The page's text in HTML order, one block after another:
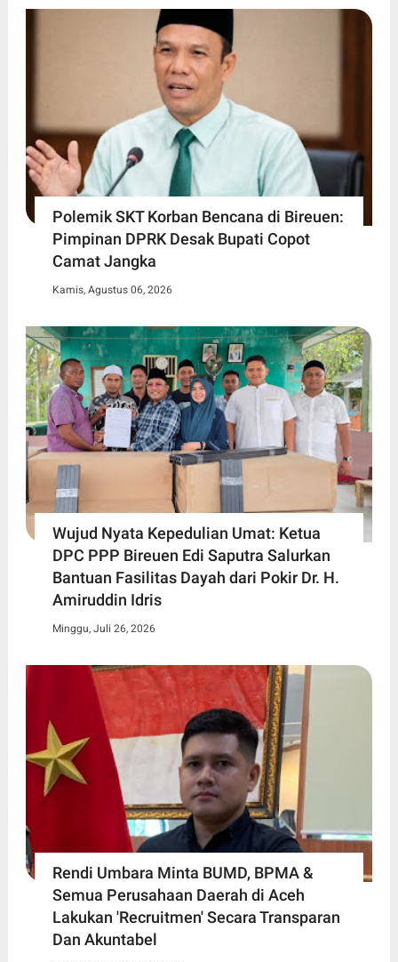
Polemik SKT Korban Bencana di Bireuen:
Pimpinan DPRK Desak Bupati Copot
Camat Jangka
Kamis, Agustus 06, 2026
Wujud Nyata Kepedulian Umat: Ketua
DPC PPP Bireuen Edi Saputra Salurkan
Bantuan Fasilitas Dayah dari Pokir Dr. H.
Amiruddin Idris
Minggu, Juli 26, 2026
Rendi Umbara Minta BUMD, BPMA &
Semua Perusahaan Daerah di Aceh
Lakukan 'Recruitmen' Secara Transparan
Dan Akuntabel